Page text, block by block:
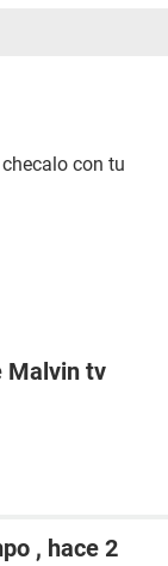
con tu
Malvin tv
, hace 2